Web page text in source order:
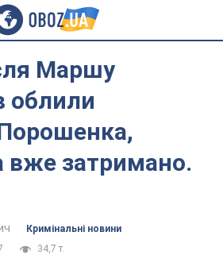
Маршу
облили
вже затримано.
Кримінальні новини
34,7 т.